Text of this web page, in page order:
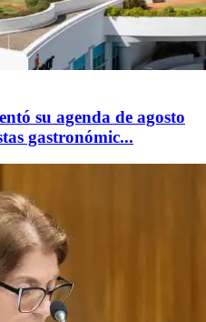
su agenda de agosto
gastronómic...